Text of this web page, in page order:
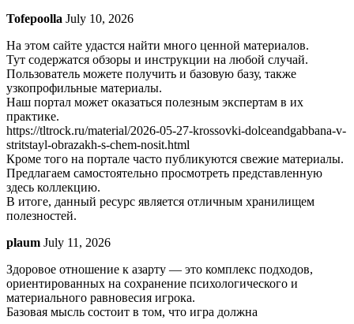
Tofepoolla July 10, 2026
На этом сайте удастся найти много ценной материалов.
Тут содержатся обзоры и инструкции на любой случай.
Пользователь можете получить и базовую базу, также
узкопрофильные материалы.
Наш портал может оказаться полезным экспертам в их
практике.
https://tltrock.ru/material/2026-05-27-krossovki-dolceandgabbana-v-
stritstayl-obrazakh-s-chem-nosit.html
Кроме того на портале часто публикуются свежие материалы.
Предлагаем самостоятельно просмотреть представленную
здесь коллекцию.
В итоге, данный ресурс является отличным хранилищем
полезностей.
plaum July 11, 2026
Здоровое отношение к азарту — это комплекс подходов,
ориентированных на сохранение психологического и
материального равновесия игрока.
Базовая мысль состоит в том, что игра должна